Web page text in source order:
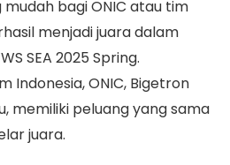
bagi ONIC atau tim
menjadi juara dalam
SEA 2025 Spring.
Indonesia, ONIC, Bigetron
memiliki peluang yang sama
juara.